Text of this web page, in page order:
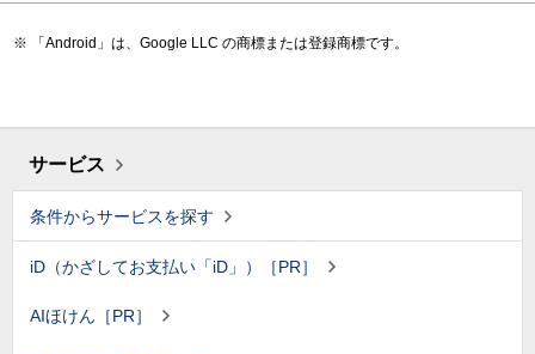
「Android」は、Google LLC の商標または登録商標です。
サービス
条件からサービスを探す
iD（かざしてお支払い「iD」）［PR］
AIほけん［PR］